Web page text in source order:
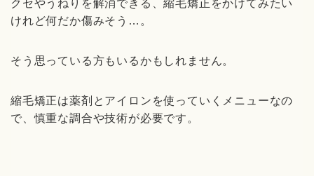
クセやうねりを解消できる、縮毛矯正をかけてみたい
けれど何だか傷みそう…。
そう思っている方もいるかもしれません。
縮毛矯正は薬剤とアイロンを使っていくメニューなの
で、慎重な調合や技術が必要です。